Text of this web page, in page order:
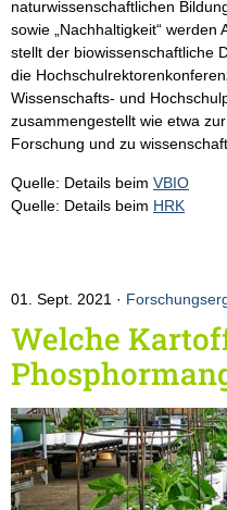
naturwissenschaftlichen
sowie „Nachhaltigkeit“
stellt der biowissenschaftliche
die
Wissenschafts- und
zusammengestellt wie etwa
Forschung und zu
Quelle: Details beim VBIO
Quelle: Details beim HRK
01. Sept. 2021
Welche